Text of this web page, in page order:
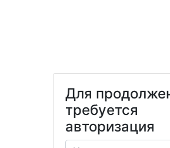
Для
требуется
авторизация